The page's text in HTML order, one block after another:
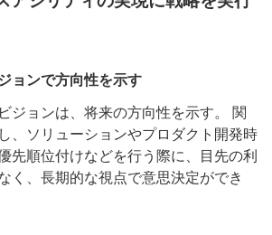
ョンで方向性を示す
ジョンは、将来の方向性を示す。 関
、ソリューションやプロダクト開発時
先順位付けなどを行う際に、目先の利
く、長期的な視点で意思決定ができ